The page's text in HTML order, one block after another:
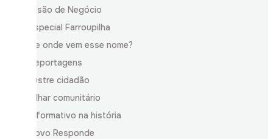
Visão de Negócio
Especial Farroupilha
De onde vem esse nome?
Reportagens
Ilustre cidadão
Olhar comunitário
Informativo na história
Povo Responde